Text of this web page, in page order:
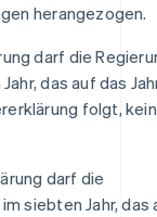
herangezogen.
darf die
das auf das
folgt,
darf die
siebten Jahr, das